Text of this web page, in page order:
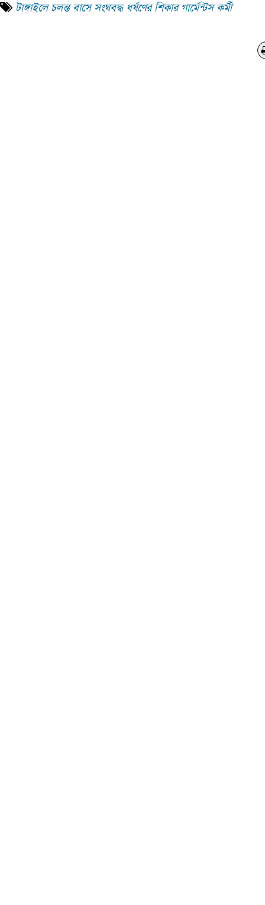
টাঙ্গাইলে চলন্ত বাসে সংঘবদ্ধ ধর্ষণের শিকার গার্মেন্টস কর্মী